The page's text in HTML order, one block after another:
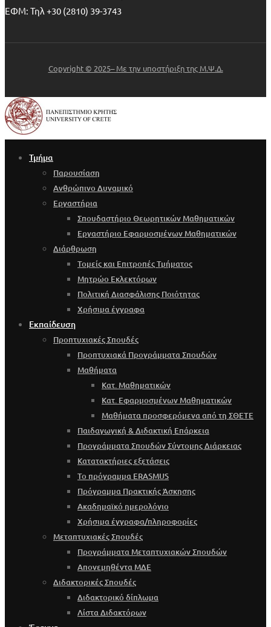
ΕΦΜ: Τηλ +30 (2810) 39-3743
Copyright © 2025– Με την υποστήριξη της Μ.Ψ.Δ.
Τμήμα
Παρουσίαση
Ανθρώπινο Δυναμικό
Εργαστήρια
Σπουδαστήριο Θεωρητικών Μαθηματικών
Εργαστήριο Εφαρμοσμένων Μαθηματικών
Διάρθρωση
Τομείς και Επιτροπές Τμήματος
Μητρώο Εκλεκτόρων
Πολιτική Διασφάλισης Ποιότητας
Χρήσιμα έγγραφα
Εκπαίδευση
Προπτυχιακές Σπουδές
Προπτυχιακά Προγράμματα Σπουδών
Μαθήματα
Κατ. Μαθηματικών
Κατ. Εφαρμοσμένων Μαθηματικών
Μαθήματα προσφερόμενα από τη ΣΘΕΤΕ
Παιδαγωγική & Διδακτική Επάρκεια
Προγράμματα Σπουδών Σύντομης Διάρκειας
Κατατακτήριες εξετάσεις
Το πρόγραμμα ERASMUS
Πρόγραμμα Πρακτικής Άσκησης
Ακαδημαϊκό ημερολόγιο
Χρήσιμα έγγραφα/πληροφορίες
Μεταπτυχιακές Σπουδές
Προγράμματα Μεταπτυχιακών Σπουδών
Απονεμηθέντα ΜΔΕ
Διδακτορικές Σπουδές
Διδακτορικό δίπλωμα
Λίστα Διδακτόρων